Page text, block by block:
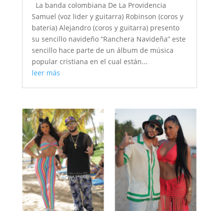
La banda colombiana De La Providencia
Samuel (voz lider y guitarra) Robinson (coros y
bateria) Alejandro (coros y guitarra) presento
su sencillo navideño “Ranchera Navideña” este
sencillo hace parte de un álbum de música
popular cristiana en el cual están...
leer más